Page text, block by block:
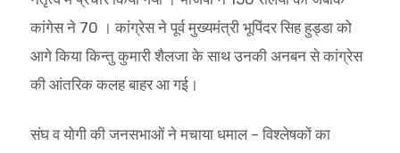
कांगेस ने 70 । कांग्रेस ने पूर्व मुख्यमंत्री भूपिंदर सिह हुड्डा को
आगे किया किन्तु कुमारी शैलजा के साथ उनकी अनबन से कांग्रेस
की आंतरिक कलह बाहर आ गई।
संघ व योगी की जनसभाओं ने मचाया धमाल – विश्लेषकों का